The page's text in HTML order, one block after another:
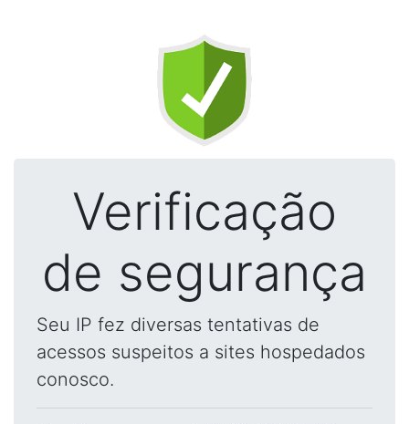
Verificação
de segurança
Seu IP fez diversas tentativas de
acessos suspeitos a sites hospedados
conosco.